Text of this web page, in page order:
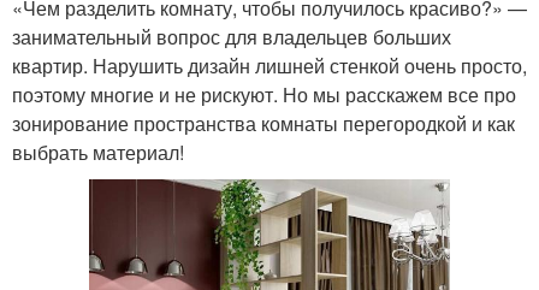
«Чем разделить комнату, чтобы получилось красиво?» —
занимательный вопрос для владельцев больших
квартир. Нарушить дизайн лишней стенкой очень просто,
поэтому многие и не рискуют. Но мы расскажем все про
зонирование пространства комнаты перегородкой и как
выбрать материал!